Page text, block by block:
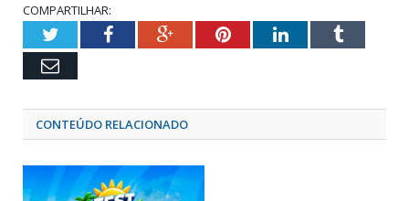
COMPARTILHAR:
TwitterFacebookGoogle+PinterestLinkedInTumblr
Email
CONTEÚDO RELACIONADO